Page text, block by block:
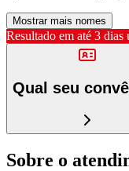
Mostrar mais nomes
Resultado em até 3 dias
Qual seu
Sobre o